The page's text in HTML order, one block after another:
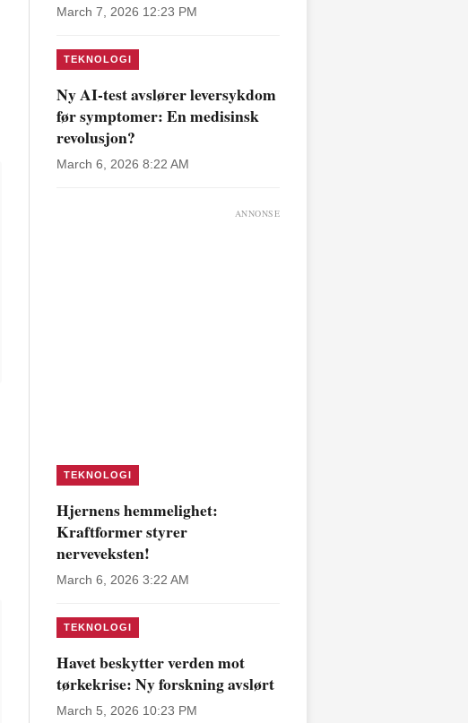
March 7, 2026 12:23 PM
TEKNOLOGI
Ny AI-test avslører leversykdom
før symptomer: En medisinsk
revolusjon?
March 6, 2026 8:22 AM
ANNONSE
TEKNOLOGI
Hjernens hemmelighet:
Kraftformer styrer
nerveveksten!
March 6, 2026 3:22 AM
TEKNOLOGI
Havet beskytter verden mot
tørkekrise: Ny forskning avslørt
March 5, 2026 10:23 PM